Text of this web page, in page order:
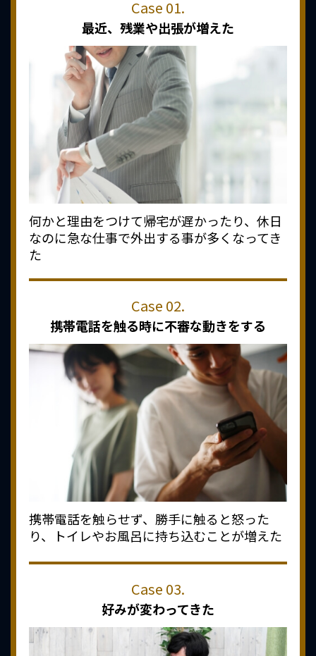
最近、 残業や出張が増えた
何かと理由をつけて帰宅が遅かったり、休日
なのに急な仕事で外出する事が多くなってき
た
携帯電話を触る時に不審な動きをする
携帯電話を触らせず、勝手に触ると怒った
り、トイレやお風呂に持ち込むことが増えた
好みが変わってきた